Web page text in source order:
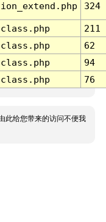
324
211
62
94
76
此给您带来的访问不便我